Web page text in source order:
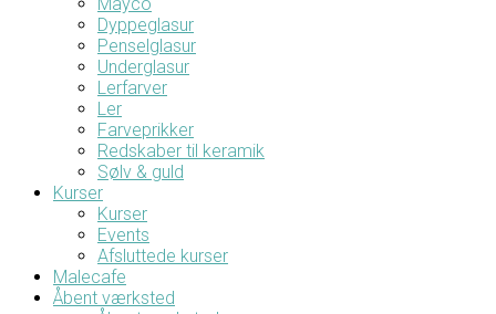
Dyppeglasur
Penselglasur
Underglasur
Lerfarver
Ler
Farveprikker
Redskaber til keramik
Sølv & guld
Kurser
Kurser
Events
Afsluttede kurser
Malecafe
Åbent værksted